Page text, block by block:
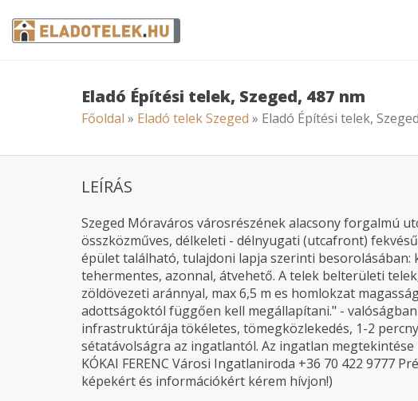
Eladó Építési telek, Szeged, 487 nm
Főoldal » Eladó telek Szeged » Eladó Építési telek,
LEÍRÁS
Szeged Móraváros városrészének alacsony forgalmú
összközműves, délkeleti - délnyugati (utcafront)
épület található, tulajdoni lapja szerinti besorolásában:
tehermentes, azonnal, átvehető. A telek belterületi
zöldövezeti aránnyal, max 6,5 m es homlokzat
adottságoktól függően kell megállapítani." -
infrastruktúrája tökéletes, tömegközlekedés, 1-2
sétatávolságra az ingatlantól. Az ingatlan
KÓKAI FERENC Városi Ingatlaniroda +36 70 422 9777
képekért és információkért kérem hívjon!)